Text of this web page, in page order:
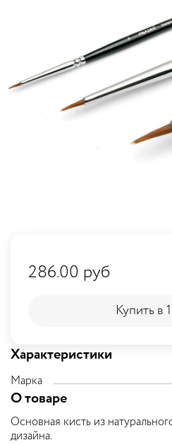
Характеристики
Марка
О товаре
Основная кисть из
дизайна.
286.00 руб
Купить в
Купить в